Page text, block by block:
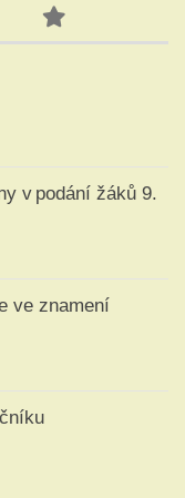
v podání žáků 9.
ve znamení